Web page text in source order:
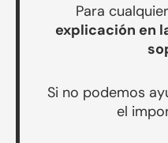
Para
explicación en
Si no podemos
el